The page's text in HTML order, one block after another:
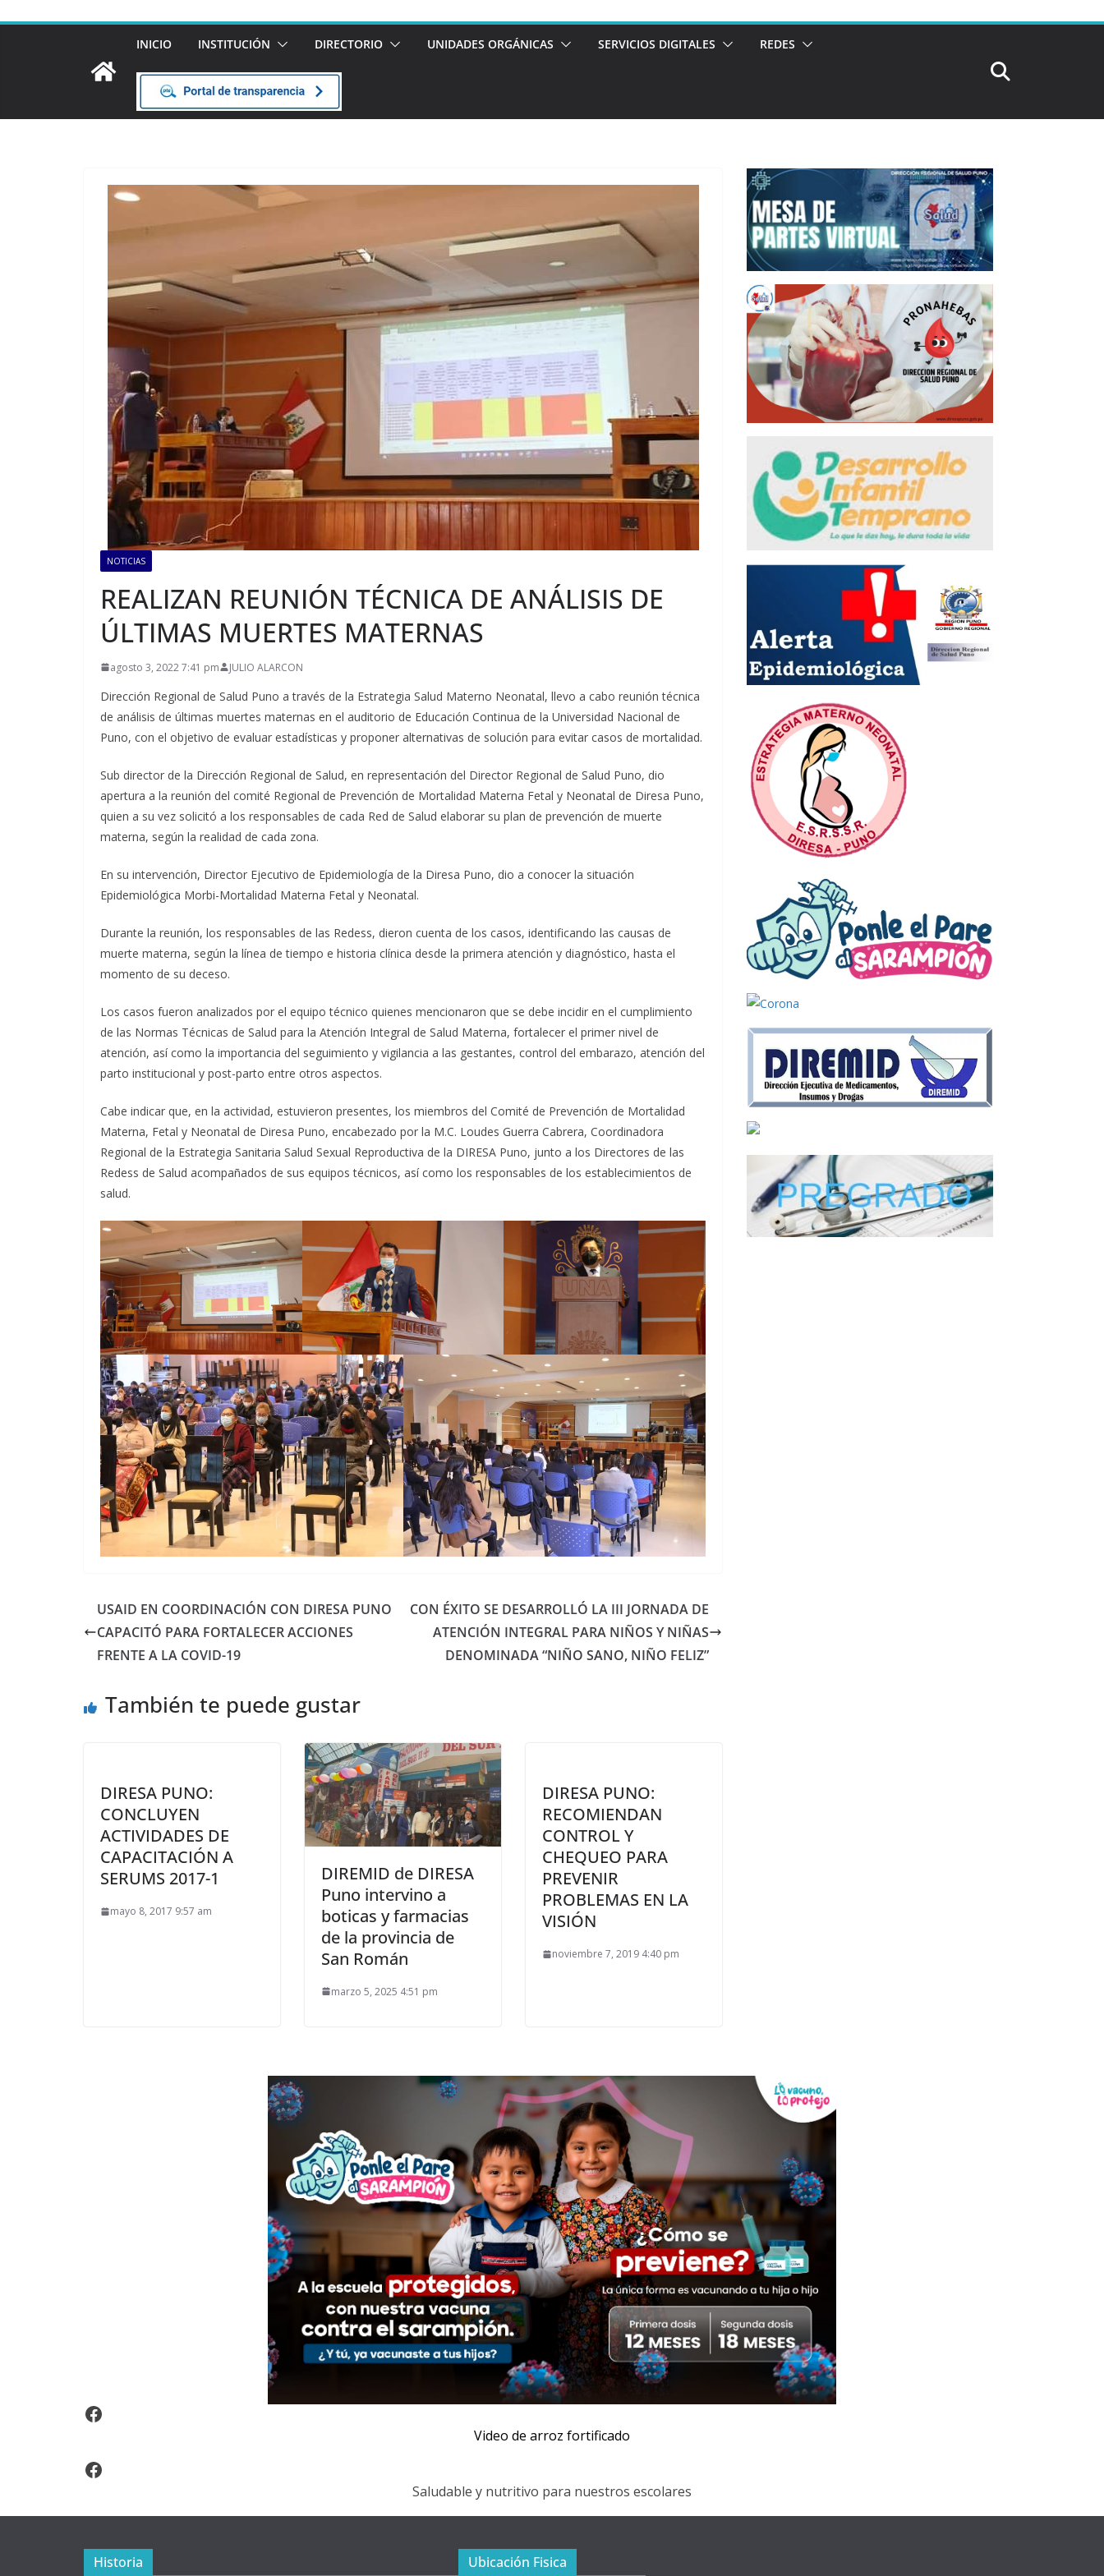
INICIO INSTITUCIÓN DIRECTORIO UNIDADES ORGÁNICAS SERVICIOS DIGITALES REDES
NOTICIAS
REALIZAN REUNIÓN TÉCNICA DE ANÁLISIS DE
ÚLTIMAS MUERTES MATERNAS
agosto 3, 2022 7:41 pm JULIO ALARCON
Dirección Regional de Salud Puno a través de la Estrategia Salud Materno Neonatal, llevo a cabo reunión técnica
de análisis de últimas muertes maternas en el auditorio de Educación Continua de la Universidad Nacional de
Puno, con el objetivo de evaluar estadísticas y proponer alternativas de solución para evitar casos de mortalidad.
Sub director de la Dirección Regional de Salud, en representación del Director Regional de Salud Puno, dio
apertura a la reunión del comité Regional de Prevención de Mortalidad Materna Fetal y Neonatal de Diresa Puno,
quien a su vez solicitó a los responsables de cada Red de Salud elaborar su plan de prevención de muerte
materna, según la realidad de cada zona.
En su intervención, Director Ejecutivo de Epidemiología de la Diresa Puno, dio a conocer la situación
Epidemiológica Morbi-Mortalidad Materna Fetal y Neonatal.
Durante la reunión, los responsables de las Redess, dieron cuenta de los casos, identificando las causas de
muerte materna, según la línea de tiempo e historia clínica desde la primera atención y diagnóstico, hasta el
momento de su deceso.
Los casos fueron analizados por el equipo técnico quienes mencionaron que se debe incidir en el cumplimiento
de las Normas Técnicas de Salud para la Atención Integral de Salud Materna, fortalecer el primer nivel de
atención, así como la importancia del seguimiento y vigilancia a las gestantes, control del embarazo, atención del
parto institucional y post-parto entre otros aspectos.
Cabe indicar que, en la actividad, estuvieron presentes, los miembros del Comité de Prevención de Mortalidad
Materna, Fetal y Neonatal de Diresa Puno, encabezado por la M.C. Loudes Guerra Cabrera, Coordinadora
Regional de la Estrategia Sanitaria Salud Sexual Reproductiva de la DIRESA Puno, junto a los Directores de las
Redess de Salud acompañados de sus equipos técnicos, así como los responsables de los establecimientos de
salud.
USAID EN COORDINACIÓN CON DIRESA PUNO
CAPACITÓ PARA FORTALECER ACCIONES
FRENTE A LA COVID-19
CON ÉXITO SE DESARROLLÓ LA III JORNADA DE
ATENCIÓN INTEGRAL PARA NIÑOS Y NIÑAS
DENOMINADA “NIÑO SANO, NIÑO FELIZ”
También te puede gustar
DIRESA PUNO:
CONCLUYEN
ACTIVIDADES DE
CAPACITACIÓN A
SERUMS 2017-1
mayo 8, 2017 9:57 am
DIREMID de DIRESA
Puno intervino a
boticas y farmacias
de la provincia de
San Román
marzo 5, 2025 4:51 pm
DIRESA PUNO:
RECOMIENDAN
CONTROL Y
CHEQUEO PARA
PREVENIR
PROBLEMAS EN LA
VISIÓN
noviembre 7, 2019 4:40 pm
Video Arroz Fortificado
Video de arroz fortificado
Facebook
Saludable y nutritivo para nuestros escolares
Historia Ubicación Fisica